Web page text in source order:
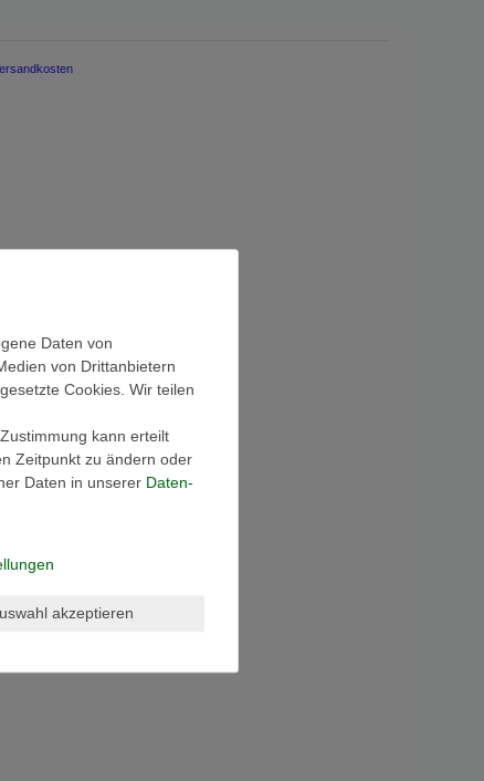
Daten von
von Drittanbietern
Cookies. Wir teilen
kann erteilt
Zeitpunkt zu ändern oder
Daten in unserer Daten­
akzeptieren